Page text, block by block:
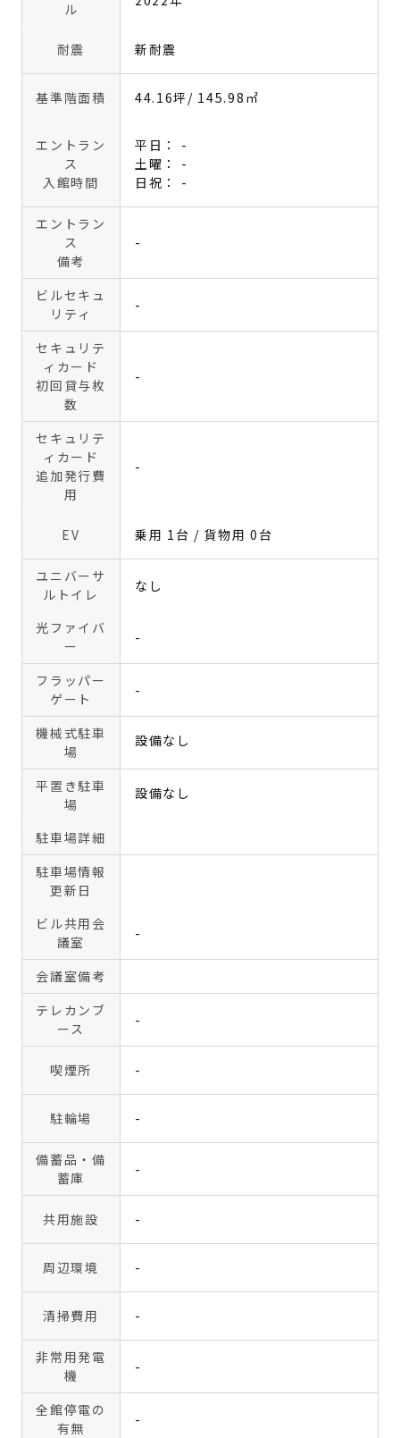
ル
耐震 新耐震
基準階面積 44.16坪 / 145.98㎡
エントラン
ス
入館時間
平日： -
土曜： -
日祝： -
エントラン
ス
備考
-
ビルセキュ
リティ
-
セキュリテ
ィカード
初回貸与枚
数
-
セキュリテ
ィカード
追加発行費
用
-
EV 乗用 1台 / 貨物用 0台
ユニバーサ
ルトイレ
なし
光ファイバ
ー
-
フラッパー
ゲート
-
機械式駐車
場
設備なし
平置き駐車
場
設備なし
駐車場詳細
駐車場情報
更新日
ビル共用会
議室
-
会議室備考
テレカンブ
ース
-
喫煙所 -
駐輪場 -
備蓄品・備
蓄庫
-
共用施設 -
周辺環境 -
清掃費用 -
非常用発電
機
-
全館停電の
有無
-